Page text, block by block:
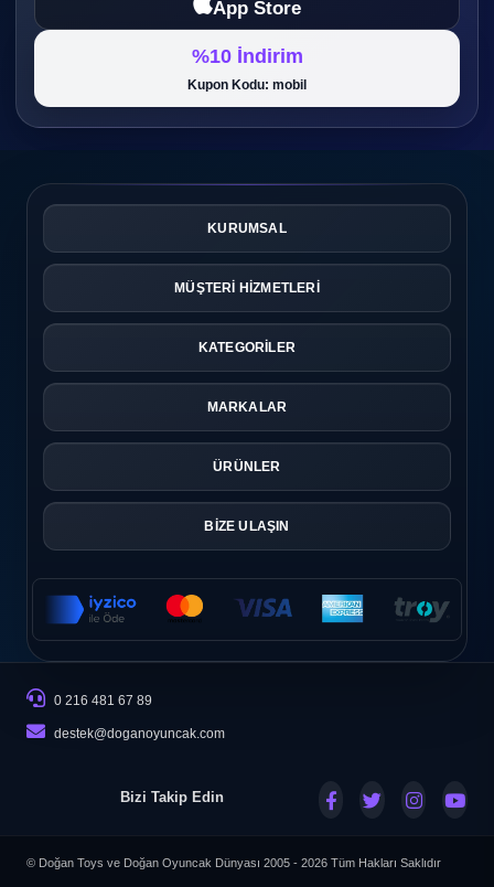
App Store
%10 İndirim
Kupon Kodu: mobil
KURUMSAL
MÜŞTERİ HİZMETLERİ
KATEGORİLER
MARKALAR
ÜRÜNLER
BİZE ULAŞIN
0 216 481 67 89
destek@doganoyuncak.com
Bizi Takip Edin
© Doğan Toys ve Doğan Oyuncak Dünyası 2005 - 2026 Tüm Hakları Saklıdır